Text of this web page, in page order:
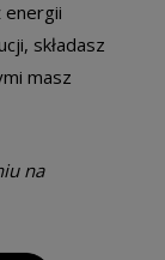
energii
składasz
masz
na